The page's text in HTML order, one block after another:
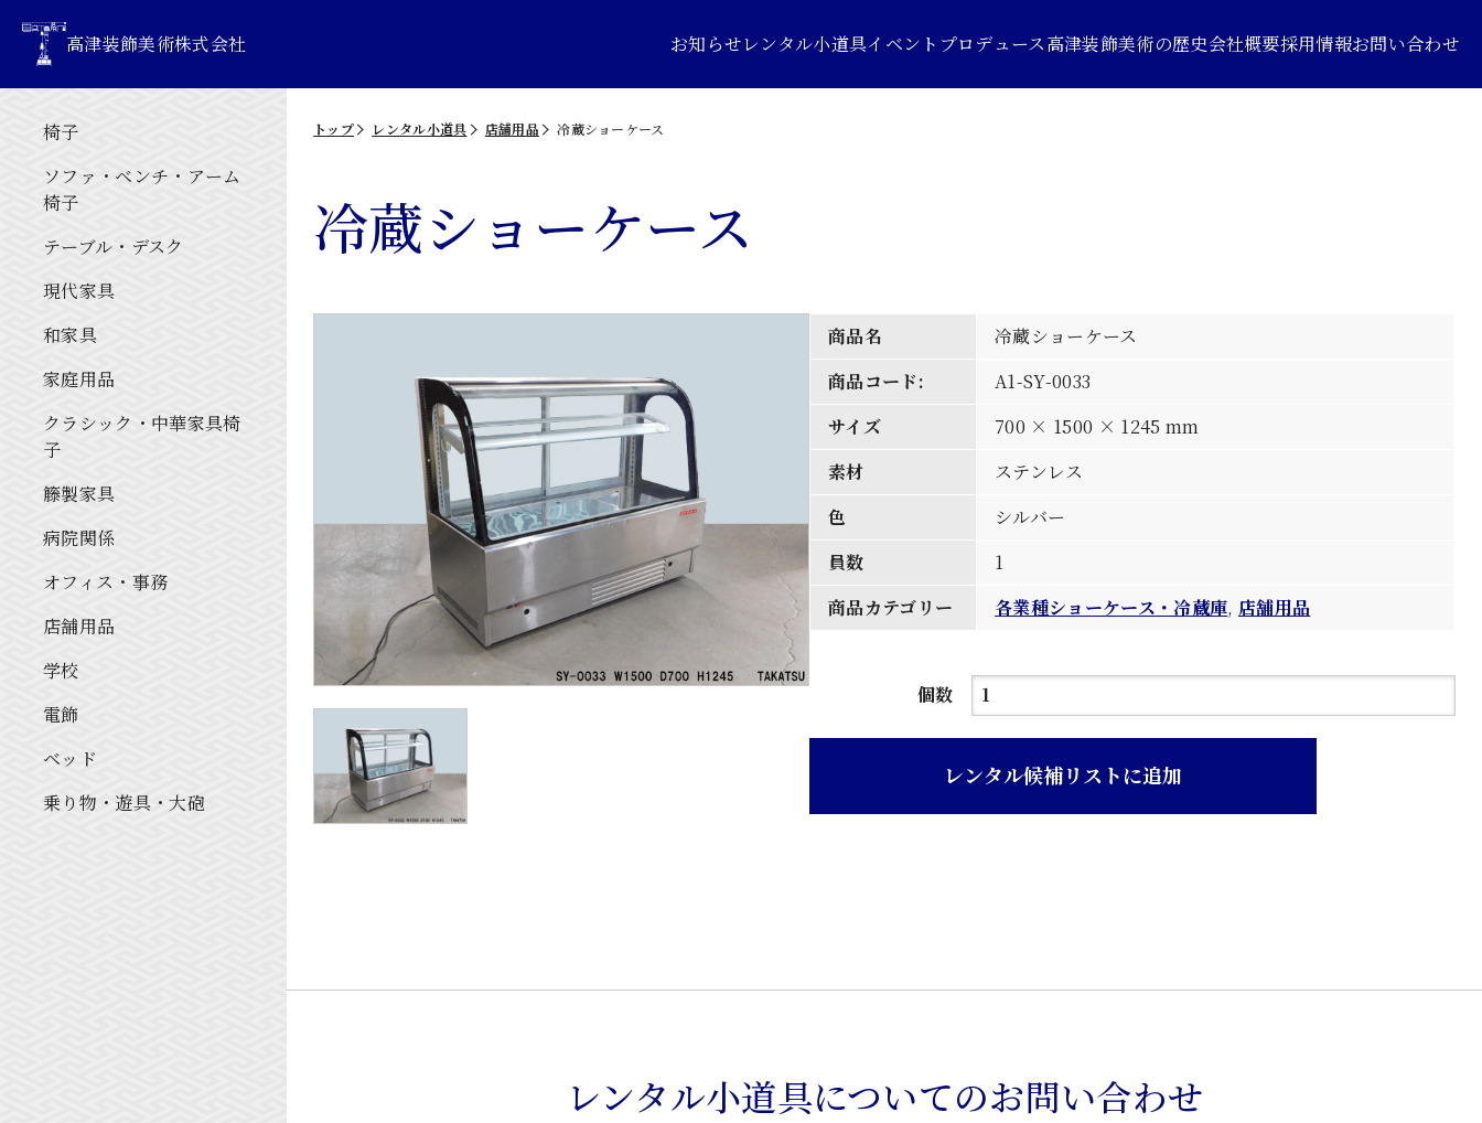
高津装飾美術株式会社 お知らせレンタル小道具イベントプロデュース高津装飾美術の歴史会社概要採用情報お問い合わせ
椅子
ソファ・ベンチ・アーム
椅子
テーブル・デスク
現代家具
和家具
家庭用品
クラシック・中華家具椅
子
籐製家具
病院関係
オフィス・事務
店舗用品
学校
電飾
ベッド
乗り物・遊具・大砲
トップ レンタル小道具 店舗用品 冷蔵ショーケース
冷蔵ショーケース
商品名
冷蔵ショーケース
商品コード:
A1-SY-0033
サイズ
700 × 1500 × 1245 mm
素材
ステンレス
色
シルバー
員数
1
商品カテゴリー
各業種ショーケース・冷蔵庫, 店舗用品
個数
冷
レンタル候補リストに追加
レンタル小道具についてのお問い合わせ